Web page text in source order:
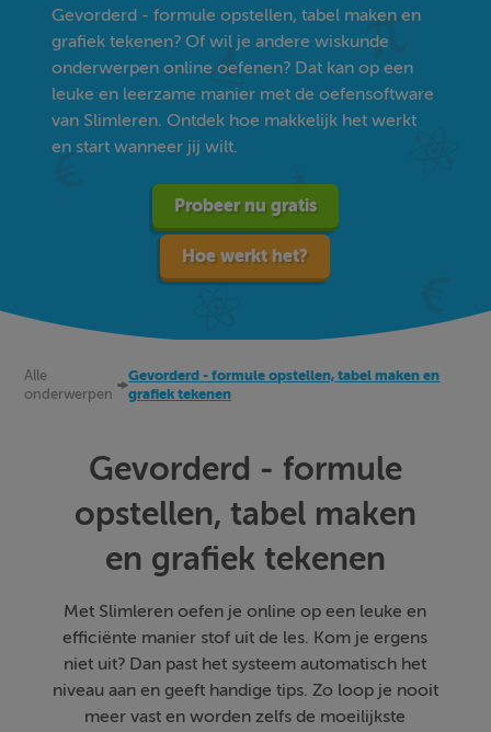
Gevorderd - formule opstellen, tabel maken en
grafiek tekenen? Of wil je andere wiskunde
onderwerpen online oefenen? Dat kan op een
leuke en leerzame manier met de oefensoftware
van Slimleren. Ontdek hoe makkelijk het werkt
en start wanneer jij wilt.
Probeer nu gratis
Hoe werkt het?
Alle
onderwerpen
Gevorderd - formule opstellen, tabel maken en
grafiek tekenen
Gevorderd - formule
opstellen, tabel maken
en grafiek tekenen
Met Slimleren oefen je online op een leuke en
efficiënte manier stof uit de les. Kom je ergens
niet uit? Dan past het systeem automatisch het
niveau aan en geeft handige tips. Zo loop je nooit
meer vast en worden zelfs de moeilijkste